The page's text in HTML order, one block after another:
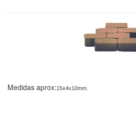
Medidas aprox:15x4x10mm.